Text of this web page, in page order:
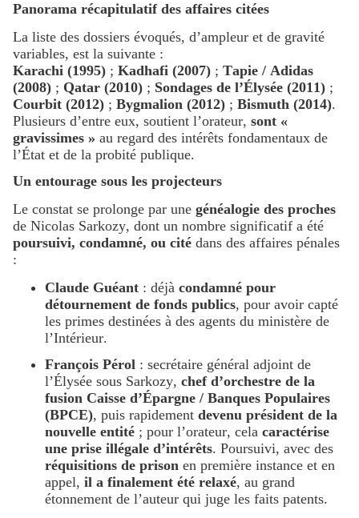
Panorama récapitulatif des affaires citées
La liste des dossiers évoqués, d’ampleur et de gravité
variables, est la suivante :
Karachi (1995) ; Kadhafi (2007) ; Tapie / Adidas
(2008) ; Qatar (2010) ; Sondages de l’Élysée (2011) ;
Courbit (2012) ; Bygmalion (2012) ; Bismuth (2014).
Plusieurs d’entre eux, soutient l’orateur, sont «
gravissimes » au regard des intérêts fondamentaux de
l’État et de la probité publique.
Un entourage sous les projecteurs
Le constat se prolonge par une généalogie des proches
de Nicolas Sarkozy, dont un nombre significatif a été
poursuivi, condamné, ou cité dans des affaires pénales
:
Claude Guéant : déjà condamné pour
détournement de fonds publics, pour avoir capté
les primes destinées à des agents du ministère de
l’Intérieur.
François Pérol : secrétaire général adjoint de
l’Élysée sous Sarkozy, chef d’orchestre de la
fusion Caisse d’Épargne / Banques Populaires
(BPCE), puis rapidement devenu président de la
nouvelle entité ; pour l’orateur, cela caractérise
une prise illégale d’intérêts. Poursuivi, avec des
réquisitions de prison en première instance et en
appel, il a finalement été relaxé, au grand
étonnement de l’auteur qui juge les faits patents.